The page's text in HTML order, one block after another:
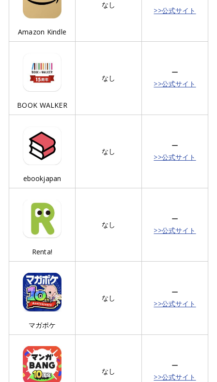
Amazon Kindle
なし
>>公式サイト
BOOK WALKER
なし
ー
>>公式サイト
ebookjapan
なし
ー
>>公式サイト
Renta!
なし
ー
>>公式サイト
マガポケ
なし
ー
>>公式サイト
なし
ー
>>公式サイト